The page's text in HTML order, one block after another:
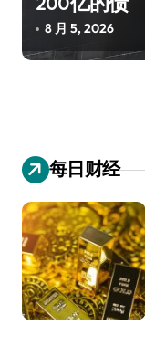
8 月 5, 2026
每日财经